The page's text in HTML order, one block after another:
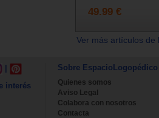
49.99 €
Ver más artículos
interés
Sobre EspacioLogopédico
Quienes somos
Aviso Legal
Colabora con nosotros
Contacta